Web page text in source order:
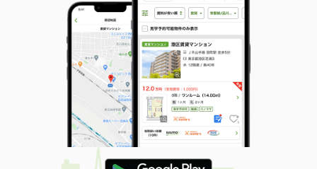
使用面積 148m²
茨城県つくば市二の宮２丁目
価 格
26万円
住 所
茨城県つくば市二の宮２丁目
物件種別 貸店舗（建物一部）
使用面積 88.24m²
茨城県笠間市大渕